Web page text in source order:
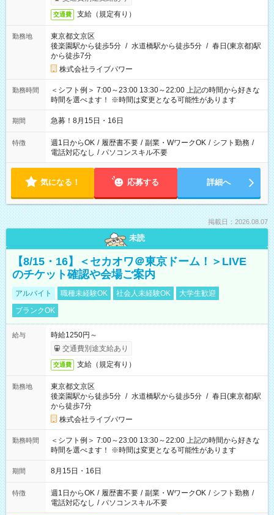
交通費 支給（規定有り）
勤務地
東京都文京区
後楽園駅から徒歩5分 / 水道橋駅から徒歩5分 / 春日(東京都)駅
から徒歩7分
株式会社ライブパワー
勤務時間
＜シフト例＞ 7:00～23:00 13:30～22:00 上記の時間から好きな
時間を選べます！ ※時間は変更となる可能性があります
期間 急募！8月15日・16日
特徴 週1日からOK / 履歴書不要 / 副業・WワークOK / シフト勤務 /
電話対応なし / パソコンスキル不要
気になる！ 応募する 詳細へ
掲載日：2026.08.07
未読
【8/15・16】＜セカオワ＠東京ドーム！＞LIVE
のチケット確認や会場ご案内
アルバイト 職種未経験OK 社会人未経験OK
大学生歓迎
ブランクOK
給与
時給1250円～
交通費別途支給あり
交通費 支給（規定有り）
勤務地
東京都文京区
後楽園駅から徒歩5分 / 水道橋駅から徒歩5分 / 春日(東京都)駅
から徒歩7分
株式会社ライブパワー
勤務時間
＜シフト例＞ 7:00～23:00 13:30～22:00 上記の時間から好きな
時間を選べます！ ※時間は変更となる可能性があります
期間 8月15日・16日
特徴 週1日からOK / 履歴書不要 / 副業・WワークOK / シフト勤務 /
電話対応なし / パソコンスキル不要